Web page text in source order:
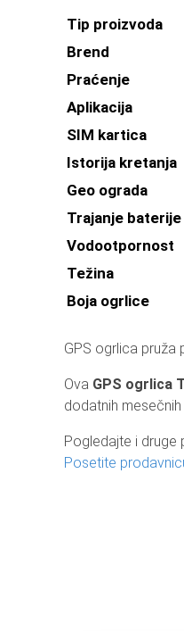
Tip proizvoda
Brend
Praćenje
Aplikacija
SIM kartica
Istorija kretanja
Geo ograda
Trajanje baterije
Vodootpornost
Težina
Boja ogrlice
GPS ogrlica pruža
Ova GPS ogrlica
dodatnih
Pogledajte i druge
Posetite